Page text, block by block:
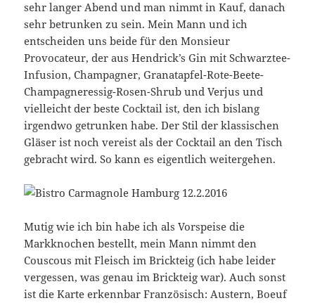
sehr langer Abend und man nimmt in Kauf, danach
sehr betrunken zu sein. Mein Mann und ich
entscheiden uns beide für den Monsieur
Provocateur, der aus Hendrick’s Gin mit Schwarztee-
Infusion, Champagner, Granatapfel-Rote-Beete-
Champagneressig-Rosen-Shrub und Verjus und
vielleicht der beste Cocktail ist, den ich bislang
irgendwo getrunken habe. Der Stil der klassischen
Gläser ist noch vereist als der Cocktail an den Tisch
gebracht wird. So kann es eigentlich weitergehen.
Mutig wie ich bin habe ich als Vorspeise die
Markknochen bestellt, mein Mann nimmt den
Couscous mit Fleisch im Brickteig (ich habe leider
vergessen, was genau im Brickteig war). Auch sonst
ist die Karte erkennbar Französisch: Austern, Boeuf